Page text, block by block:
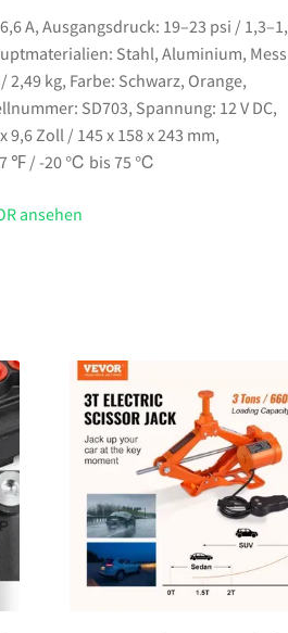
A, Ausgangsdruck: 19–23 psi /
Stahl, Aluminium,
kg, Farbe: Schwarz, Orange,
SD703, Spannung: 12 V DC,
Zoll / 145 x 158 x 243 mm,
℉ / -20 ℃ bis 75 ℃
ansehen